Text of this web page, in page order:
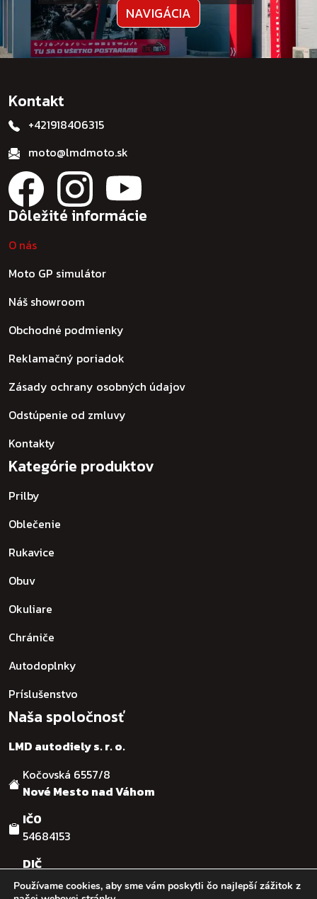
NAVIGÁCIA
Kontakt
+421918406315
moto@lmdmoto.sk
Dôležité informácie
O nás
Moto GP simulátor
Náš showroom
Obchodné podmienky
Reklamačný poriadok
Zásady ochrany osobných údajov
Odstúpenie od zmluvy
Kontakty
Kategórie produktov
Prilby
Oblečenie
Rukavice
Obuv
Okuliare
Chrániče
Autodoplnky
Príslušenstvo
Naša spoločnosť
LMD autodiely s. r. o.
Kočovská 6557/8
Nové Mesto nad Váhom
IČO
54684153
DIČ
SK2121755482
Používame cookies, aby sme vám poskytli čo najlepší zážitok z